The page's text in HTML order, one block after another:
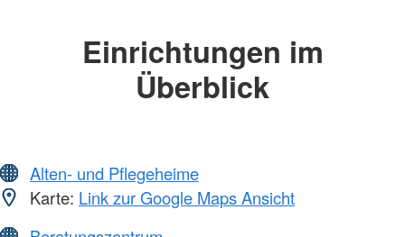
Einrichtungen im
Überblick
Alten- und Pflegeheime
Karte: Link zur Google Maps Ansicht